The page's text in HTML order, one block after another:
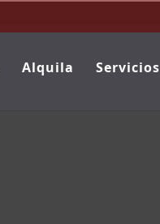
Alquila Servicios